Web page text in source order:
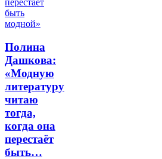
Полина
Дашкова:
«Модную
литературу
читаю
тогда,
когда она
перестаёт
быть…